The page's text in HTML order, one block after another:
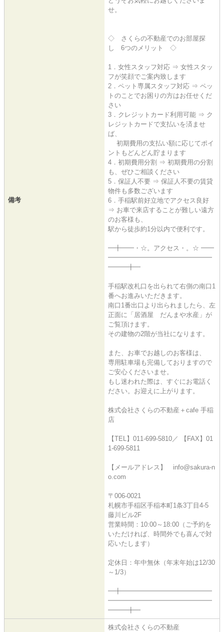
備考
せ。
◇ さくらの不動産でのお部屋探
し 6つのメリット ◇
1．女性スタッフ対応 ⇒ 女性スタッ
フが笑顔でご案内致します
2．ペット専属スタッフ対応 ⇒ ペッ
トのことでお困りの方はお任せくだ
さい
3．クレジットカード利用可能 ⇒ ク
レジットカードで支払いを済ませ
ば、
初期費用の支払い額に応じてポイ
ントもどんどん貯まります
4．初期費用分割 ⇒ 初期費用の分割
も、ぜひご相談ください
5．保証人不要 ⇒ 保証人不要の賃貸
物件も多数ございます
6．手稲駅前好立地でアクセス良好
⇒ お車で来店することが難しい遠方
のお客様も、
駅から徒歩約1分以内で便利です。
━╋━━・☆。アクセス・。☆ ━━
━━━━━━━━━━━━━━━━
━━━╋━
手稲駅改札口を出られて右側の南口1
番へお進みいただきます。
南口1番出口より出られましたら、左
正面に「居酒屋 だんまや水産」が
ご覧頂けます。
その建物の2階が当社になります。
また、お車でお越しのお客様は、
専用駐車場も完備しておりますので
ご安心くださいませ。
もし迷われた際は、すぐにお電話く
ださい。お迎えに上がります。
株式会社さくらの不動産＋cafe 手稲
店
【TEL】011-699-5810／ 【FAX】01
1-699-5811
【メールアドレス】 info@sakura-n
o.com
〒006-0021
札幌市手稲区手稲本町1条3丁目4-5
藤川ビル2F
営業時間：10:00～18:00（ご予約を
いただければ、時間外でも喜んで対
応いたします）
定休日：年中無休（年末年始は12/30
～1/3）
━╋━━━━━━━━━━━━━━
━━━━━━━━━━━━━━━━
━━━╋━
株式会社さくらの不動産